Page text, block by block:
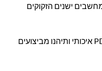
ישנים הזקוקים
שדרגו את השרת שלכם עם זיכרון PDP איכותי ותיהנו מביצועים